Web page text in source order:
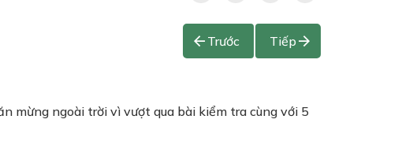
Trước Tiếp
mừng ngoài trời vì vượt qua bài kiểm tra cùng với 5